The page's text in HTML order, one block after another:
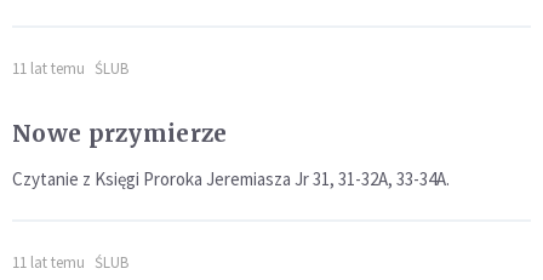
11 lat temu ŚLUB
Nowe przymierze
Czytanie z Księgi Proroka Jeremiasza Jr 31, 31-32A, 33-34A.
11 lat temu ŚLUB